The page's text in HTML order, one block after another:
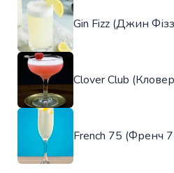
Gin Fizz (Джин
Clover Club
French 75 (Френч